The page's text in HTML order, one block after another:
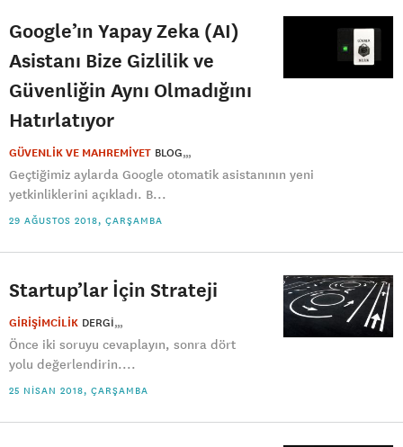
Google’ın Yapay Zeka (AI)
Asistanı Bize Gizlilik ve
Güvenliğin Aynı Olmadığını
Hatırlatıyor
GÜVENLİK VE MAHREMİYET BLOG
Geçtiğimiz aylarda Google otomatik asistanının yeni
yetkinliklerini açıkladı. B...
29 AĞUSTOS 2018, ÇARŞAMBA
Startup’lar İçin Strateji
GİRİŞİMCİLİK DERGI
Önce iki soruyu cevaplayın, sonra dört
yolu değerlendirin....
25 NISAN 2018, ÇARŞAMBA